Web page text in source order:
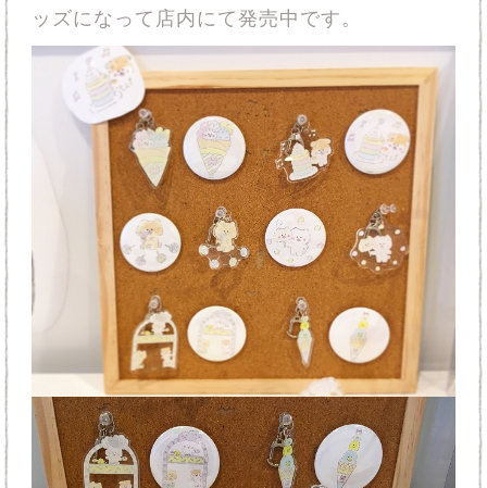
ッズになって店内にて発売中です。